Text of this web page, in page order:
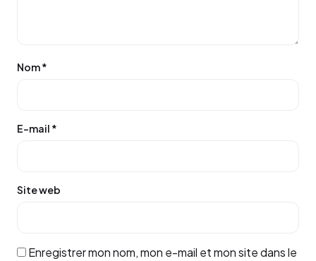
Nom*
E-mail *
Site web
Enregistrer mon nom, mon e-mail et mon site dans le